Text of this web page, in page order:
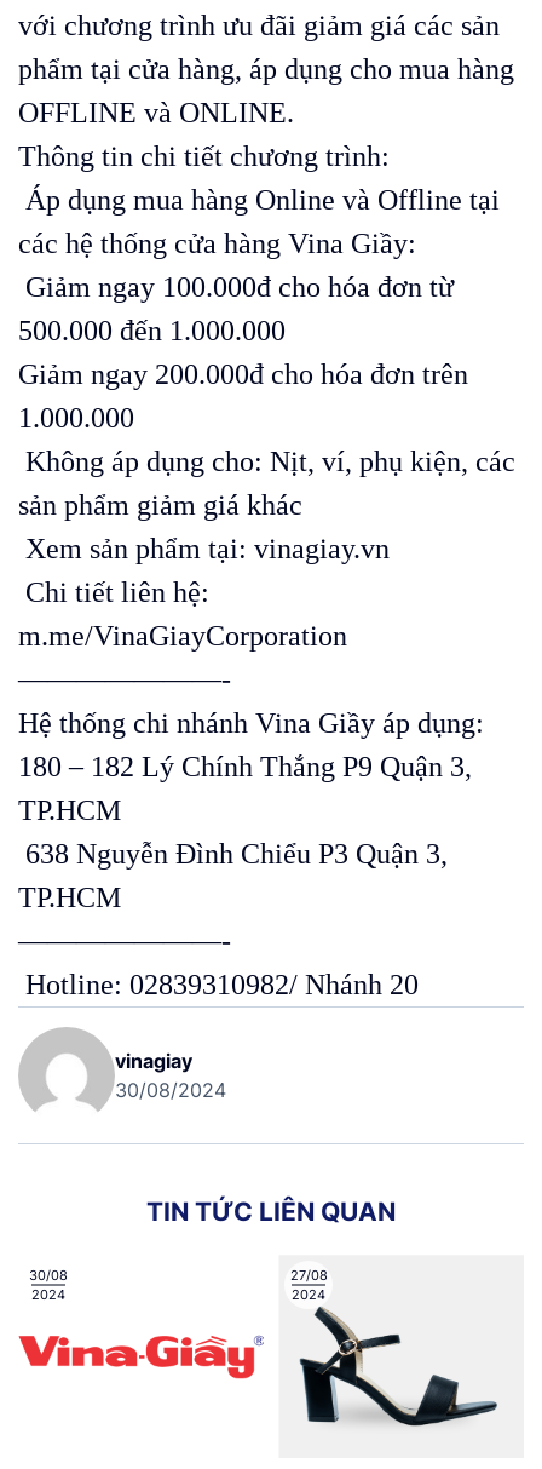
với chương trình ưu đãi giảm giá các sản
phẩm tại cửa hàng, áp dụng cho mua hàng
OFFLINE và ONLINE.
Thông tin chi tiết chương trình:
Áp dụng mua hàng Online và Offline tại
các hệ thống cửa hàng Vina Giầy:
Giảm ngay 100.000đ cho hóa đơn từ
500.000 đến 1.000.000
Giảm ngay 200.000đ cho hóa đơn trên
1.000.000
Không áp dụng cho: Nịt, ví, phụ kiện, các
sản phẩm giảm giá khác
Xem sản phẩm tại: vinagiay.vn
Chi tiết liên hệ:
m.me/VinaGiayCorporation
———————-
Hệ thống chi nhánh Vina Giầy áp dụng:
180 – 182 Lý Chính Thắng P9 Quận 3,
TP.HCM
638 Nguyễn Đình Chiểu P3 Quận 3,
TP.HCM
———————-
Hotline: 02839310982/ Nhánh 20
vinagiay
30/08/2024
TIN TỨC LIÊN QUAN
30/08
2024
27/08
2024